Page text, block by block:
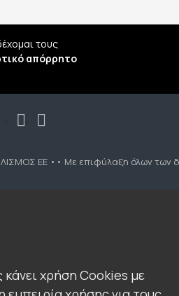
τους
απόρρητο
ΕΕ •• Με επιφύλαξη όλων των
χρήση Cookies με